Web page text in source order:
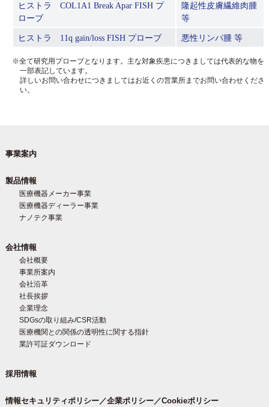
ヒストラ COL1A1 Break Apar FISH プ
ローブ
隆起性皮膚繊維肉腫
等
ヒストラ 11q gain/loss FISH プローブ 悪性リンパ腫 等
※全て研究用プローブとなります。主な対象疾患につきましては代表的な物を
一部表記しています。
詳しいお問い合わせにつきましてはお近くの営業所までお問い合わせくださ
い。
事業案内
製品情報
医療機器メーカー事業
医療機器ディーラー事業
ナノテク事業
会社情報
会社概要
事業所案内
会社沿革
社長挨拶
企業理念
SDGsの取り組み/CSR活動
医療機関との関係の透明性に関する指針
業許可証ダウンロード
採用情報
情報セキュリティポリシー／企業ポリシー／Cookieポリシー